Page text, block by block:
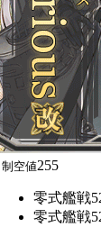
制空値255
零式艦戦
零式艦戦